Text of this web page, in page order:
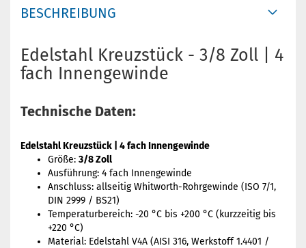
BESCHREIBUNG
Edelstahl Kreuzstück - 3/8 Zoll | 4
fach Innengewinde
Technische Daten:
Edelstahl Kreuzstück | 4 fach Innengewinde
Größe: 3/8 Zoll
Ausführung: 4 fach Innengewinde
Anschluss: allseitig Whitworth-Rohrgewinde (ISO 7/1,
DIN 2999 / BS21)
Temperaturbereich: -20 °C bis +200 °C (kurzzeitig bis
+220 °C)
Material: Edelstahl V4A (AISI 316, Werkstoff 1.4401 /